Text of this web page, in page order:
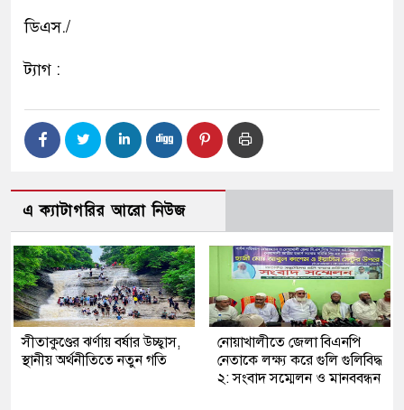
ডিএস./
ট্যাগ :
এ ক্যাটাগরির আরো নিউজ
সীতাকুণ্ডের ঝর্ণায় বর্ষার উচ্ছ্বাস,
স্থানীয় অর্থনীতিতে নতুন গতি
নোয়াখালীতে জেলা বিএনপি
নেতাকে লক্ষ্য করে গুলি গুলিবিদ্ধ
২: সংবাদ সম্মেলন ও মানববন্ধন